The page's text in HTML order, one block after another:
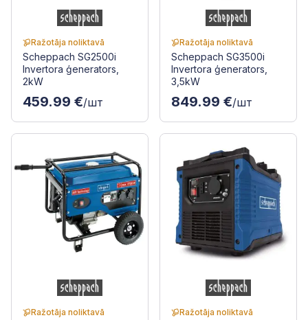
Ražotāja noliktavā
Scheppach SG2500i
Invertora ģenerators,
2kW
459.99 €/шт
Ražotāja noliktavā
Scheppach SG3500i
Invertora ģenerators,
3,5kW
849.99 €/шт
Ražotāja noliktavā Ražotāja noliktavā